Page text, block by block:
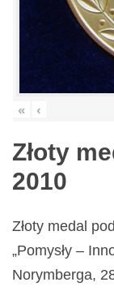
« ‹
Złoty
2010
Złoty medal
„Pomysły –
Norymberga,